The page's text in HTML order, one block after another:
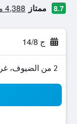
8.7 ممتاز 4,388 من التقييمات تم التحقق منها
ج 14/8
2 من الضيوف، غرفة واحدة